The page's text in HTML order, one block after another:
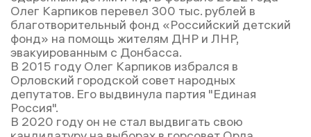
Олег Карпиков перевел 300 тыс. рублей в
благотворительный фонд «Российский детский
фонд» на помощь жителям ДНР и ЛНР,
эвакуированным с Донбасса.
В 2015 году Олег Карпиков избрался в
Орловский городской совет народных
депутатов. Его выдвинула партия "Единая
Россия".
В 2020 году он не стал выдвигать свою